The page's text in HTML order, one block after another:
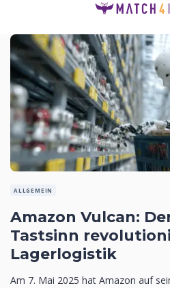
ALLGEMEIN
Amazon Vulcan:
Tastsinn
Lagerlogistik
Am 7. Mai 2025 hat Amazon auf